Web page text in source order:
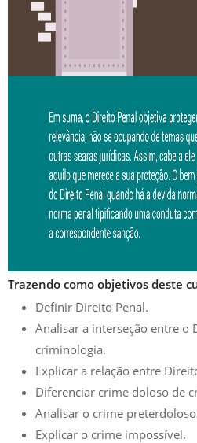
Trazendo como objetivos deste
Definir Direito Penal.
Analisar a interseção entre o
criminologia.
Explicar a relação entre
Diferenciar crime doloso de
Analisar o crime
Explicar o crime impossível.